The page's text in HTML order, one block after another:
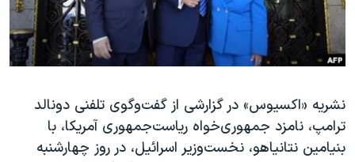
علم و فناوری
اسرائیل در جنگ
آرشیو پخش زنده
رمز مهسا
ورزش زنان در ایران
مجموعه مستندهای دادخواهی
تریبونال مردمی آبان ۹۸
دادگاه حمید نوری
زبانهای مختلف
نشریه «اکسیوس» در گزارشی از گفت‌و‌گوی تلفنی دونالد
ترامپ، نامزد جمهوری‌خواه ریاست‌جمهوری آمریکا، با
بنیامین نتانیاهو، نخست‌وزیر اسرائیل، در روز چهارشنبه